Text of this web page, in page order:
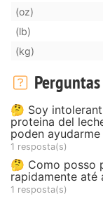
(oz)
(lb)
(kg)
🤔 Soy
proteina del
poden
1 resposta(s)
🤔 Como posso
rapidamente até
1 resposta(s)